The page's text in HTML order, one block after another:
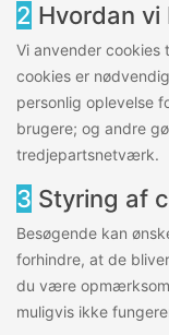
2 Hvordan
Vi anvender
cookies er
personlig oplevelse
brugere; og andre
tredjepartsnetværk.
3 Styring af
Besøgende kan
forhindre, at de
du være
muligvis ikke